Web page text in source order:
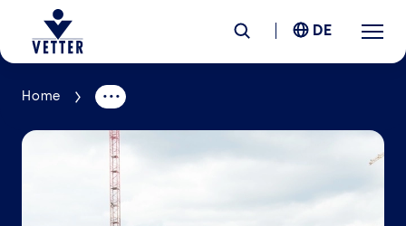
Unternehmen
Verantwortung
DE
Home